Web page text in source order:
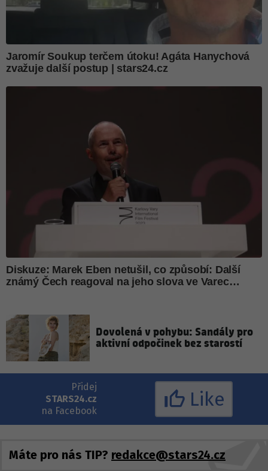
Dovolená v pohybu: Sandály pro
aktivní odpočinek bez starostí
Přidej
STARS24.cz
na Facebook
Like
Máte pro nás TIP? redakce@stars24.cz